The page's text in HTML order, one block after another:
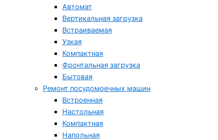
Автомат
Вертикальная загрузка
Встраиваемая
Узкая
Компактная
Фронтальная загрузка
Бытовая
Ремонт посудомоечных машин
Встроенная
Настольная
Компактная
Напольная